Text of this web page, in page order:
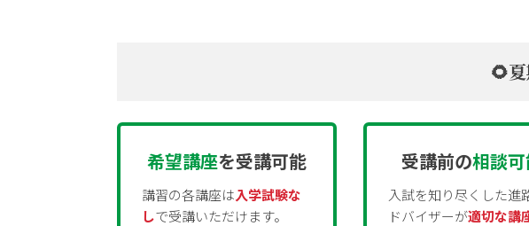
🌻
希望講座を受講可能
講習の各講座は入学試験な
しで受講いただけます。
受講前の相談
入試を知り尽くした進
ドバイザーが適切な講